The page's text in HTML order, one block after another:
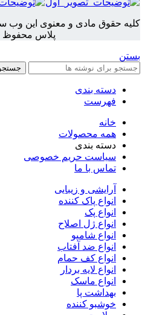
کلیه حقوق مادی و معنوی این وب
پلاس محفوظ
بستن
دسته بندی
فهرست
خانه
همه محصولات
دسته بندی
سیاست حریم خصوصی
تماس با ما
آرایشی و زیبایی
انواع پاک کننده
انواع پک
انواع ژل اصلاح
انواع شامپو
انواع ضد آفتاب
انواع کف حمام
انواع لایه بردار
انواع ماسک
بهداشت پا
خوشبو کننده